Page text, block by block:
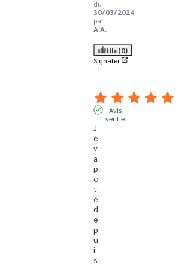
du
30/03/2024
par
A.A.
Utile(0)
Signaler
Avis
vérifié
J
e
v
a
p
o
t
e
d
e
p
u
i
s